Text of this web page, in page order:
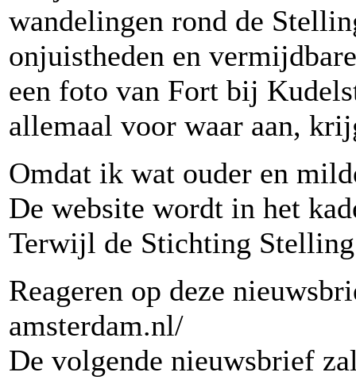
wandelingen rond de
onjuistheden en
een foto van Fort bij
allemaal voor waar aan,
Omdat ik wat ouder en
De website wordt in het
Terwijl de Stichting
Reageren op deze
amsterdam.nl/
De volgende nieuwsbrief